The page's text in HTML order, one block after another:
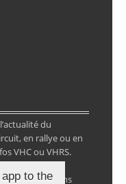
du
en rallye ou en
VHC ou VHRS.
ainsi que
ancienne, sans
to the